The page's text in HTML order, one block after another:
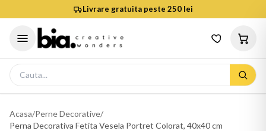
Livrare gratuita peste 250 lei
Acasa/Perne Decorative/
Perna Decorativa Fetita Vesela Portret Colorat, 40x40 cm